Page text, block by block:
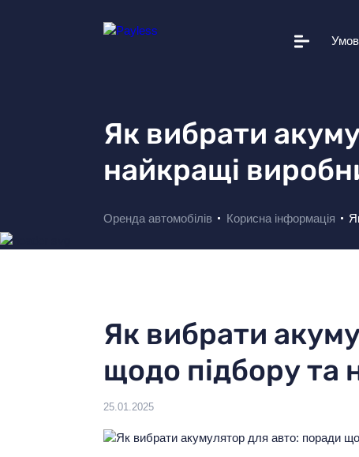
Додаткові послуги
Вам це допоможе
Як вибрати
найкращі
Оренда автомобілів Корисна інформація
Як вибрати
щодо підбору та
25.01.2025